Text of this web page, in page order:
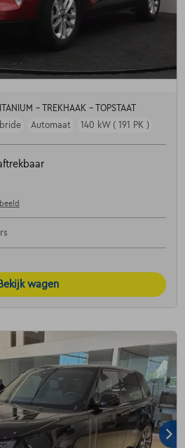
- TREKHAAK - TOPSTAAT
Automaat 140 kW ( 191 PK )
Bekijk wagen